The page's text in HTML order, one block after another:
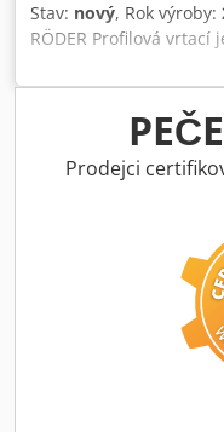
Stav: nový, Rok výroby:
RÖDER Profilová vrtací
polohovacím řízením
osy x a y a vrtací
2024 pro efektivní a
nosnících, profilech,
Technická data: Max.
dráha osy z: 350 mm,
výsuvným podpěrným
500 kg Vybavení
svěráků Röhm BOF 4
délka: 160 mm, Výška
Optimum MH35V
Motor: 1,5 kW, 400 V
Dlouhodobý vrtací
Prodejci